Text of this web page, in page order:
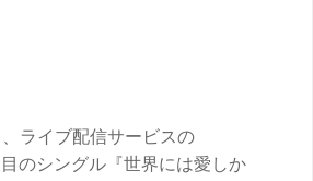
ライブ配信サービスの
のシングル『世界には愛しか